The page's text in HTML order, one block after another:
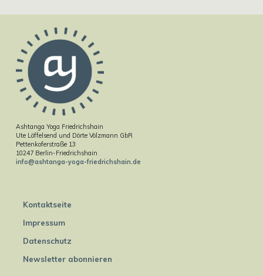
Ashtanga Yoga Friedrichshain
Ute Löffelsend und Dörte Völzmann GbR
Pettenkoferstraße 13
10247 Berlin-Friedrichshain
info@ashtanga-yoga-friedrichshain.de
Kontaktseite
Impressum
Datenschutz
Newsletter abonnieren